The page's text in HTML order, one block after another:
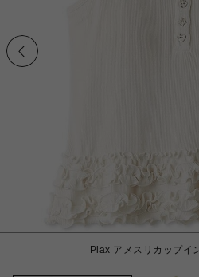
Plax アメスリカップイ